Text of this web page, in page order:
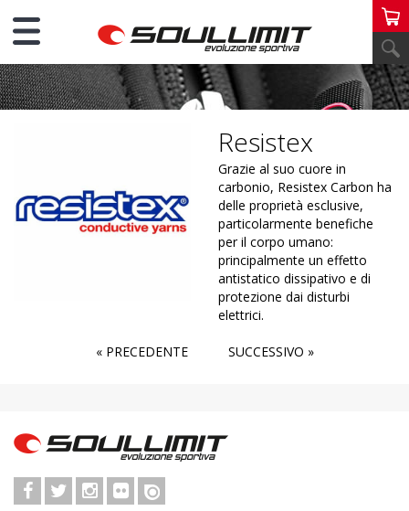
MATERIALI
Resistex
Grazie al suo cuore in
carbonio, Resistex Carbon ha
delle proprietà esclusive,
particolarmente benefiche
per il corpo umano:
principalmente un effetto
antistatico dissipativo e di
protezione dai disturbi
elettrici.
« PRECEDENTE SUCCESSIVO »